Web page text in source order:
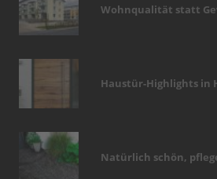
Wohnqualität statt
Haustür-Highlights in
Natürlich schön,